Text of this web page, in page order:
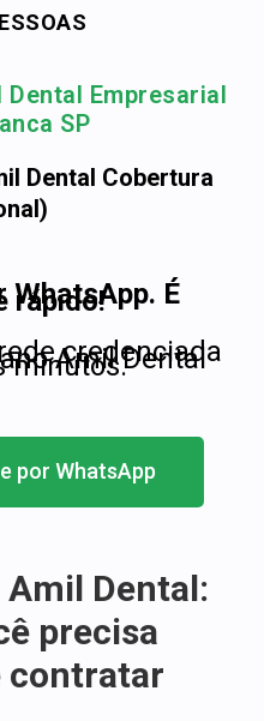
Empresarial
SP
Dental Cobertura
WhatsApp. É
rápido!
credenciada
Amil Dental
minutos.
por WhatsApp
Dental:
precisa
contratar